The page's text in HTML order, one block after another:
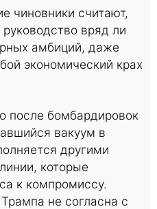
чиновники считают,
вряд ли
амбиций, даже
экономический крах
после бомбардировок
вакуум в
другими
которые
к компромиссу.
не согласна с